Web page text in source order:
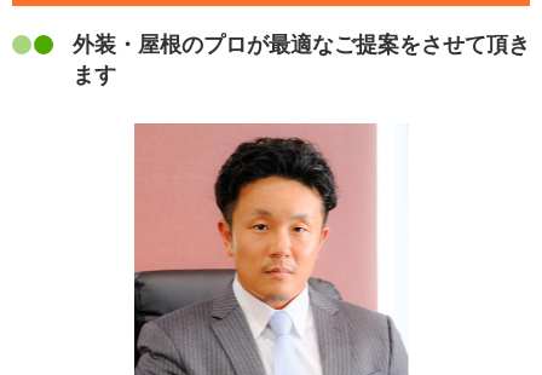
外装・屋根のプロが最適なご提案をさせて頂き
ます